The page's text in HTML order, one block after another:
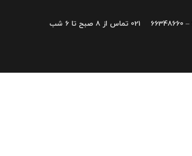
021 تماس از 8 صبح تا 6 شب